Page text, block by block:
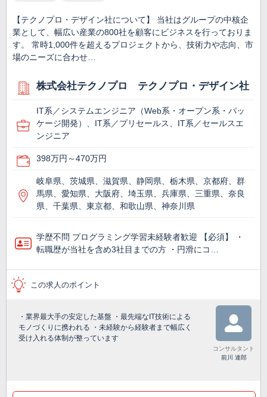
【テクノプロ・デザイン社について】 当社はグループの中核企
業として、幅広い産業の800社を顧客にビジネスを行っておりま
す。 常時1,000件を超えるプロジェクトから、技術力や志向、市
場のニーズに合わせ…
株式会社テクノプロ テクノプロ・デザイン社
IT系／システムエンジニア（Web系・オープン系・パッ
ケージ開発）、IT系／プリセールス、IT系／セールスエ
ンジニア
398万円～470万円
岐阜県、茨城県、滋賀県、静岡県、栃木県、京都府、群
馬県、愛知県、大阪府、埼玉県、兵庫県、三重県、奈良
県、千葉県、東京都、和歌山県、神奈川県
学歴不問 プログラミング学習未経験者歓迎 【必須】 ・
転職歴が当社を含め3社目までの方 ・円滑にコ…
この求人のポイント
・業界最大手の安定した基盤 ・最先端なIT技術による
モノづくりに携われる ・未経験から経験者まで幅広く
受け入れる体制が整っています
コンサルタント
前川 達郎